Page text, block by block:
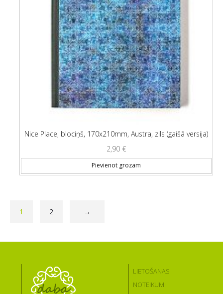
Nice Place, blociņš, 170x210mm, Austra, zils (gaišā versija)
2,90 €
Pievienot grozam
1 2 →
LIETOŠANAS
NOTEIKUMI